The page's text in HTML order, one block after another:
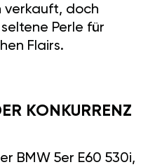
verkauft, doch
Perle für
Flairs.
KONKURRENZ
BMW 5er E60 530i,